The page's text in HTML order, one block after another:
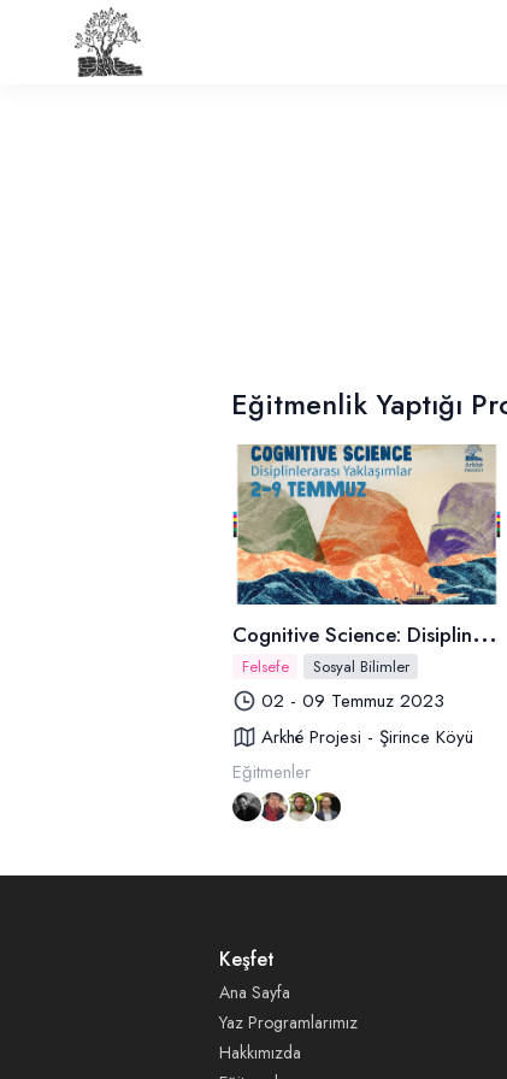
Eğitmenlik Yaptığı
C
ognitive Science: Disiplinlerarası Yaklaşımlar
Felsefe Sosyal Bilimler
02 - 09 Temmuz 2023
Arkhé Projesi - Şirince Köyü
Eğitmenler
Keşfet
Ana Sayfa
Yaz Programlarımız
Hakkımızda